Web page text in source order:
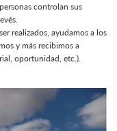
controlan sus
realizados, ayudamos a los
y más recibimos a
oportunidad, etc.).